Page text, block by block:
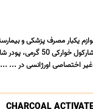
اختصاصی اورژانسی در ... ...